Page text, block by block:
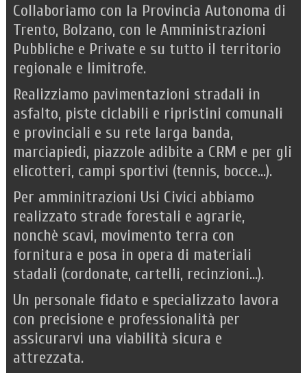
Collaboriamo con la Provincia Autonoma di
Trento, Bolzano, con le Amministrazioni
Pubbliche e Private e su tutto il territorio
regionale e limitrofe.
Realizziamo pavimentazioni stradali in
asfalto, piste ciclabili e ripristini comunali
e provinciali e su rete larga banda,
marciapiedi, piazzole adibite a CRM e per gli
elicotteri, campi sportivi (tennis, bocce...).
Per amminitrazioni Usi Civici abbiamo
realizzato strade forestali e agrarie,
nonchè scavi, movimento terra con
fornitura e posa in opera di materiali
stadali (cordonate, cartelli, recinzioni...).
Un personale fidato e specializzato lavora
con precisione e professionalità per
assicurarvi una viabilità sicura e
attrezzata.